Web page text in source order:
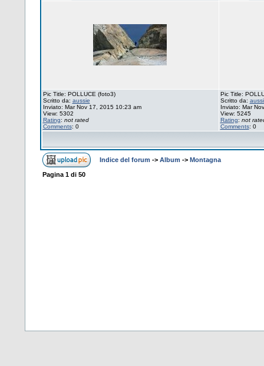
Pic Title: POLLUCE (foto3)
Scritto da: aussie
Inviato: Mar Nov 17, 2015 10:23 am
View: 5302
Rating: not rated
Comments: 0
Pic Title:
Scritto da:
Inviato: Mar
View: 5245
Rating: not
Comments: 0
Indice del forum -> Album -> Montagna
Pagina 1di 50